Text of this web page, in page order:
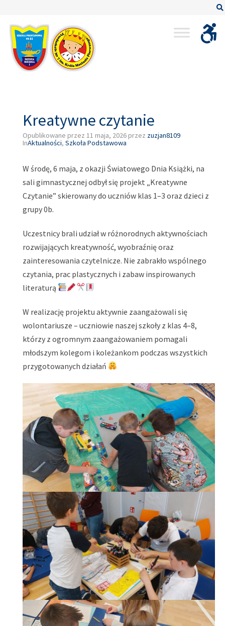
czytanie
Kreatywne czytanie
Opublikowane przez 11 maja, 2026 przez zuzjan8109
InAktualności, Szkoła Podstawowa
W środę, 6 maja, z okazji Światowego Dnia Książki, na
sali gimnastycznej odbył się projekt „Kreatywne
Czytanie” skierowany do uczniów klas 1–3 oraz dzieci z
grupy 0b.
Uczestnicy brali udział w różnorodnych aktywnościach
rozwijających kreatywność, wyobraźnię oraz
zainteresowania czytelnicze. Nie zabrakło wspólnego
czytania, prac plastycznych i zabaw inspirowanych
literaturą
W realizację projektu aktywnie zaangażowali się
wolontariusze – uczniowie naszej szkoły z klas 4–8,
którzy z ogromnym zaangażowaniem pomagali
młodszym kolegom i koleżankom podczas wszystkich
przygotowanych działań